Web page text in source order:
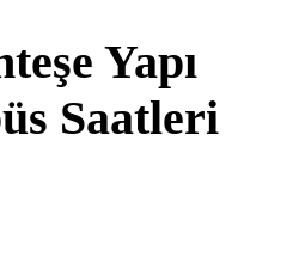
Yapı
Saatleri